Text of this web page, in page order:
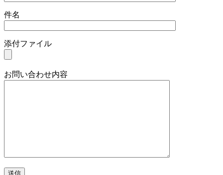
件名
添付ファイル
お問い合わせ内容